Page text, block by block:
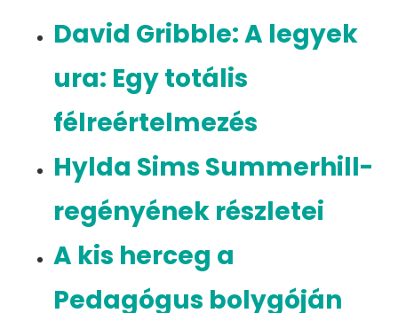
David Gribble: A legyek
ura: Egy totális
félreértelmezés
Hylda Sims Summerhill-
regényének részletei
A kis herceg a
Pedagógus bolygóján